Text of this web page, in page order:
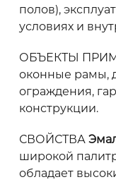
полов),
условиях и
ОБЪЕКТЫ
оконные рамы,
ограждения,
конструкции.
СВОЙСТВА
широкой
обладает